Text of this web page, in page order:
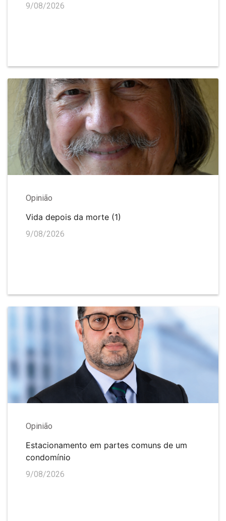
9/08/2026
Opinião
Vida depois da morte (1)
9/08/2026
Opinião
Estacionamento em partes comuns de um
condomínio
9/08/2026